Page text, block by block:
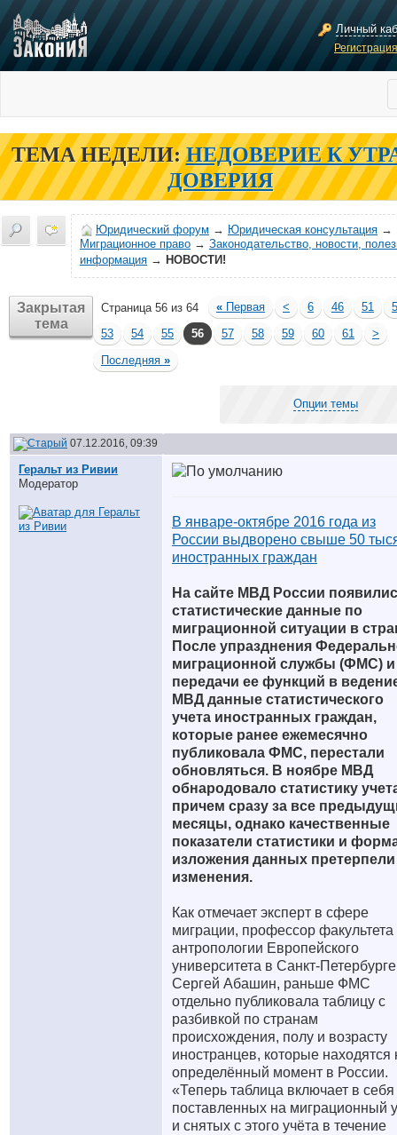
Личный
ТЕМА НЕДЕЛИ: НЕДОВЕРИЕ К
ДОВЕРИЯ
Юридический форум → Юридическая консультация →
Миграционное право → Законодательство, новости,
информация → НОВОСТИ!
Закрытая
тема
Страница 56 из 64 « Первая < 6 46 51
53
54 55 56 57 58 59 60 61
>
Последняя »
Опции темы
07.12.2016, 09:39
Геральт из Ривии
Модератор
В январе-октябре 2016 года из
России выдворено свыше 50
иностранных граждан
На сайте МВД России
статистические данные по
миграционной ситуации в
После упразднения
миграционной службы (ФМС) и
передачи ее функций в
МВД данные статистического
учета иностранных граждан,
которые ранее ежемесячно
публиковала ФМС, перестали
обновляться. В ноябре МВД
обнародовало статистику
причем сразу за все
месяцы, однако качественные
показатели статистики и
изложения данных претерпели
изменения.
Как отмечает эксперт в сфере
миграции, профессор факультета
антропологии Европейского
университета в Санкт-Петербурге
Сергей Абашин, раньше ФМС
отдельно публиковала таблицу с
разбивкой по странам
происхождения, полу и возрасту
иностранцев, которые находятся
определённый момент в России.
«Теперь таблица включает в себя
поставленных на миграционный
и снятых с этого учёта в течение